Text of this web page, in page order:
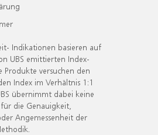
Indikationen basieren auf
UBS emittierten Index-
Produkte versuchen den
Index im Verhältnis 1:1
übernimmt dabei keine
die Genauigkeit,
Angemessenheit der